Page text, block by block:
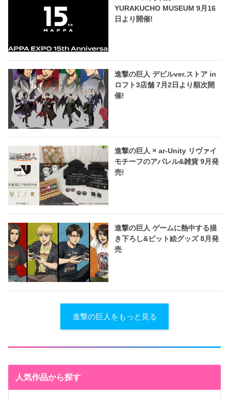
YURAKUCHO MUSEUM 9月16
日より開催!
進撃の巨人 デビルver.ストア in
ロフト3店舗 7月2日より順次開
催!
進撃の巨人 × ar-Unity リヴァイ
モチーフのアパレル&雑貨 9月発
売!
進撃の巨人 ゲームに熱中する描
き下ろし&ビット絵グッズ 8月発
売
進撃の巨人をもっと見る
人気作品から探す